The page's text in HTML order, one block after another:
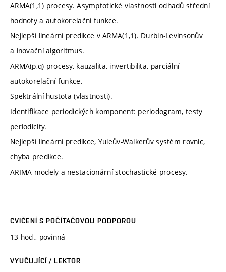
ARMA(1,1) procesy. Asymptotické vlastnosti odhadů střední
hodnoty a autokorelační funkce.
Nejlepší lineární predikce v ARMA(1,1). Durbin-Levinsonův
a inovační algoritmus.
ARMA(p,q) procesy, kauzalita, invertibilita, parciální
autokorelační funkce.
Spektrální hustota (vlastnosti).
Identifikace periodických komponent: periodogram, testy
periodicity.
Nejlepší lineární predikce, Yuleův-Walkerův systém rovnic,
chyba predikce.
ARIMA modely a nestacionární stochastické procesy.
CVIČENÍ S POČÍTAČOVOU PODPOROU
13 hod., povinná
VYUČUJÍCÍ / LEKTOR